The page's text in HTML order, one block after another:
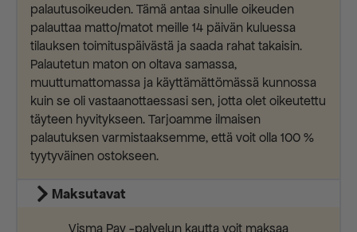
palautusoikeuden. Tämä antaa sinulle oikeuden
palauttaa matto/matot meille 14 päivän kuluessa
tilauksen toimituspäivästä ja saada rahat takaisin.
Palautetun maton on oltava samassa,
muuttumattomassa ja käyttämättömässä kunnossa
kuin se oli vastaanottaessasi sen, jotta olet oikeutettu
täyteen hyvitykseen. Tarjoamme ilmaisen
palautuksen varmistaaksemme, että voit olla 100 %
tyytyväinen ostokseen.
Maksutavat
Visma Pay -palvelun kautta voit maksaa